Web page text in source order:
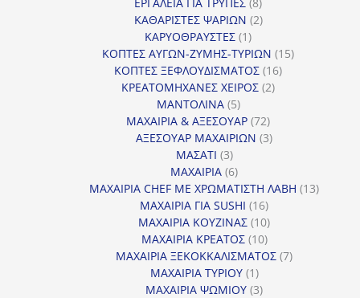
προϊόντα
ΚΑΘΑΡΙΣΤΕΣ ΨΑΡΙΩΝ 22
ΚΑΡΥΟΘΡΑΥΣΤΕΣ 11
προϊόν
ΚΟΠΤΕΣ ΑΥΓΩΝ-ΖΥΜΗΣ-ΤΥΡΙΩΝ 1515
ΚΟΠΤΕΣ ΞΕΦΛΟΥΔΙΣΜΑΤΟΣ 1616
ΚΡΕΑΤΟΜΗΧΑΝΕΣ ΧΕΙΡΟΣ 22
ΜΑΝΤΟΛΙΝΑ 55
προϊόντα
ΜΑΧΑΙΡΙΑ & ΑΞΕΣΟΥΑΡ 7272
προϊόντα
ΑΞΕΣΟΥΑΡ ΜΑΧΑΙΡΙΩΝ 33
ΜΑΣΑΤΙ 33
προϊόντα
ΜΑΧΑΙΡΙΑ 66
προϊόντα
ΜΑΧΑΙΡΙΑ CHEF ΜΕ ΧΡΩΜΑΤΙΣΤΗ ΛΑΒΗ 1313
ΜΑΧΑΙΡΙΑ ΓΙΑ SUSHI 1616
προϊόντα
ΜΑΧΑΙΡΙΑ ΚΟΥΖΙΝΑΣ 1010
προϊόντα
ΜΑΧΑΙΡΙΑ ΚΡΕΑΤΟΣ 1010
προϊόντα
ΜΑΧΑΙΡΙΑ ΞΕΚΟΚΚΑΛΙΣΜΑΤΟΣ 77
ΜΑΧΑΙΡΙΑ ΤΥΡΙΟΥ 11
προϊόν
ΜΑΧΑΙΡΙΑ ΨΩΜΙΟΥ 33